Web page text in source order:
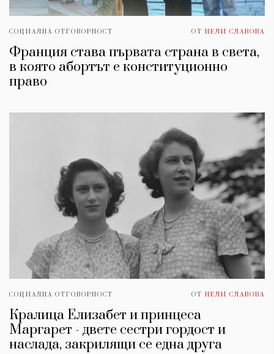
СОЦИАЛНА ОТГОВОРНОСТ ОТ НЕЛИ СЛАВОВА
Франция става първата страна в света,
в която абортът е конституционно
право
СОЦИАЛНА ОТГОВОРНОСТ ОТ НЕЛИ СЛАВОВА
Кралица Елизабет и принцеса
Маргарет - двете сестри гордост и
наслада, закрилящи се една друга